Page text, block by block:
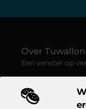
Over
Een venster op
inspiratie,
je meevoeren